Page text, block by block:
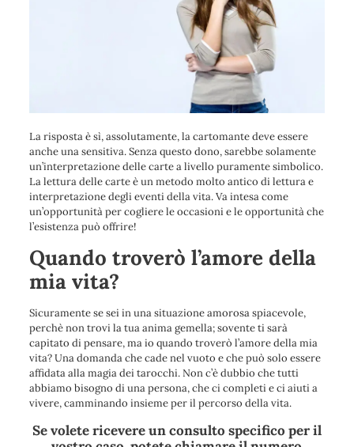
La risposta è sì, assolutamente, la cartomante deve essere
anche una sensitiva. Senza questo dono, sarebbe solamente
un’interpretazione delle carte a livello puramente simbolico.
La lettura delle carte è un metodo molto antico di lettura e
interpretazione degli eventi della vita. Va intesa come
un’opportunità per cogliere le occasioni e le opportunità che
l’esistenza può offrire!
Quando troverò l’amore della
mia vita?
Sicuramente se sei in una situazione amorosa spiacevole,
perchè non trovi la tua anima gemella; sovente ti sarà
capitato di pensare, ma io quando troverò l’amore della mia
vita? Una domanda che cade nel vuoto e che può solo essere
affidata alla magia dei tarocchi. Non c’è dubbio che tutti
abbiamo bisogno di una persona, che ci completi e ci aiuti a
vivere, camminando insieme per il percorso della vita.
Se volete ricevere un consulto specifico per il